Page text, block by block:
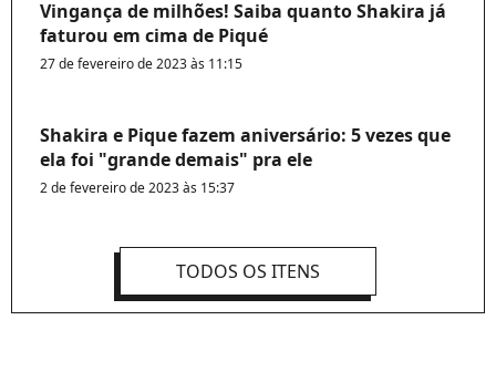
Vingança de milhões! Saiba quanto Shakira já
faturou em cima de Piqué
27 de fevereiro de 2023 às 11:15
Shakira e Pique fazem aniversário: 5 vezes que
ela foi "grande demais" pra ele
2 de fevereiro de 2023 às 15:37
TODOS OS ITENS